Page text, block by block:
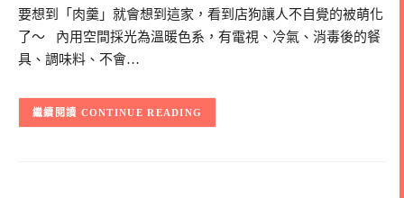
要想到「肉羹」就會想到這家，看到店狗讓人不自覺的被萌化
了～ 內用空間採光為溫暖色系，有電視、冷氣、消毒後的餐
具、調味料、不會…
CONTINUE READING